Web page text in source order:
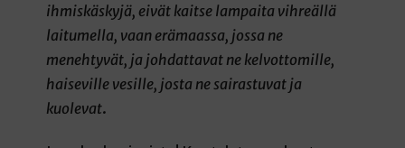
ihmiskäskyjä, eivät kaitse lampaita vihreällä
laitumella, vaan erämaassa, jossa ne
menehtyvät, ja johdattavat ne kelvottomille,
haiseville vesille, josta ne sairastuvat ja
kuolevat.